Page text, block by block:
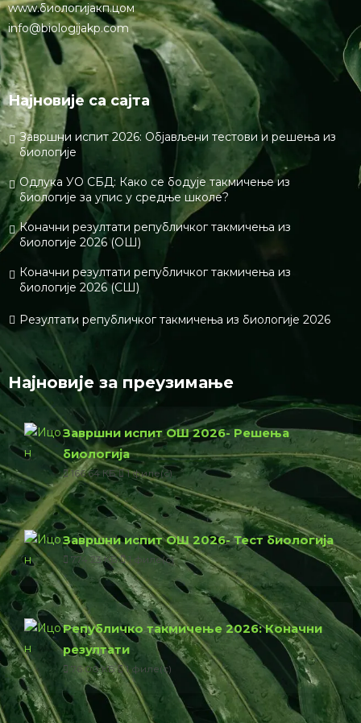
www.биологијакп.цом
info@biologijakp.com
Најновије са сајта
Завршни испит 2026: Објављени тестови и решења из
биологије
Одлука УО СБД: Како се бодује такмичење из
биологије за упис у средње школе?
Коначни резултати републичког такмичења из
биологије 2026 (ОШ)
Коначни резултати републичког такмичења из
биологије 2026 (СШ)
Резултати републичког такмичења из биологије 2026
Најновије за преузимање
Завршни испит ОШ 2026- Решења
биологија
166.64 КБ 1 филе(с)
Завршни испит ОШ 2026- Тест биологија
774.23 КБ 1 филе(с)
Републичко такмичење 2026: Коначни
резултати
76.00 КБ 1 филе(с)